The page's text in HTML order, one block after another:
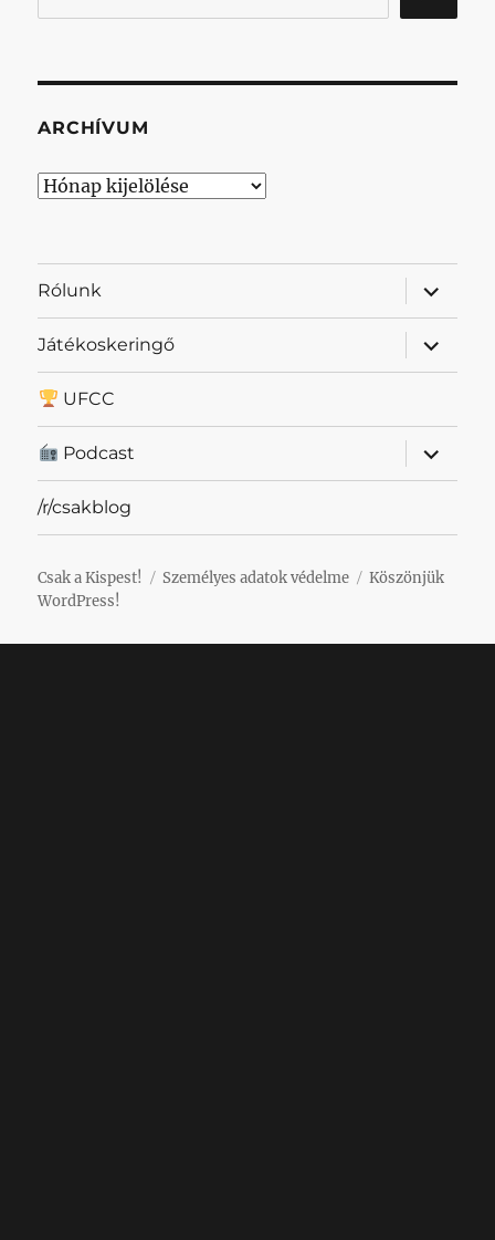
ARCHÍVUM
Archívum
Rólunk
almenü
Játékoskeringő
almenü
UFCC
Podcast
almenü
/r/csakblog
Csak a Kispest! Személyes adatok védelme
Köszönjük
WordPress!